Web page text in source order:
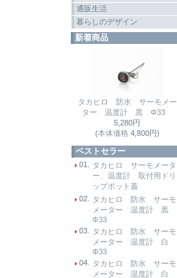
通販生活
暮らしのデザイン
新着商品
タカヒロ 防水 サーモメー
ター 温度計 黒 Φ33
5,280円
(本体価格4,800円)
ベストセラー
01.
タカヒロ サーモメータ
ー、温度計 取付用ドリ
ップポット蓋
02.
タカヒロ 防水 サーモ
メーター 温度計 黒
Φ33
03.
タカヒロ 防水 サーモ
メーター 温度計 白
Φ33
04.
タカヒロ 防水 サーモ
メーター 温度計 白